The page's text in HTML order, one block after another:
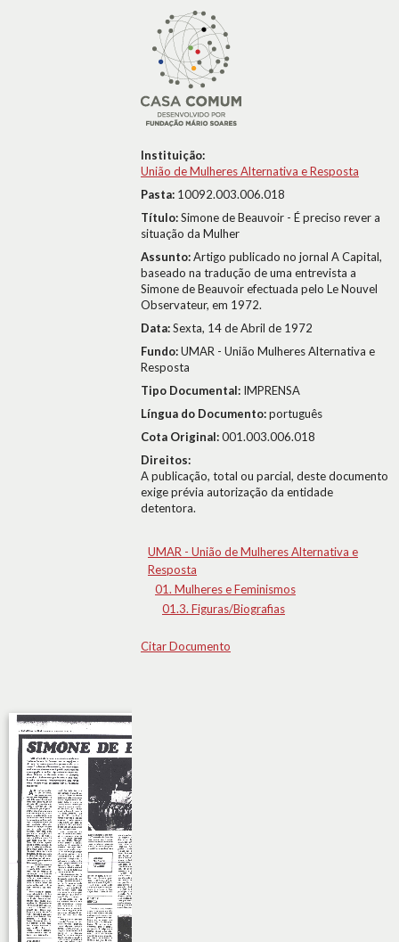
Instituição:
União de Mulheres Alternativa e Resposta
Pasta: 10092.003.006.018
Título:Simone de Beauvoir - É preciso rever a
situação da Mulher
Assunto:Artigo publicado no jornal A Capital,
baseado na tradução de uma entrevista a
Simone de Beauvoir efectuada pelo Le Nouvel
Observateur, em 1972.
Data:Sexta, 14 de Abril de 1972
Fundo:UMAR - União Mulheres Alternativa e
Resposta
Tipo Documental: IMPRENSA
Língua do Documento:português
Cota Original:001.003.006.018
Direitos:
A publicação, total ou parcial, deste documento
exige prévia autorização da entidade
detentora.
UMAR - União de Mulheres Alternativa e
Resposta
01. Mulheres e Feminismos
01.3. Figuras/Biografias
Citar Documento